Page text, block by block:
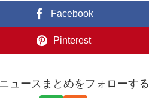
Facebook
Pinterest
ュースまとめをフォローする